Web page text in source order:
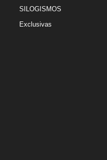
SILOGISMOS
Exclusivas